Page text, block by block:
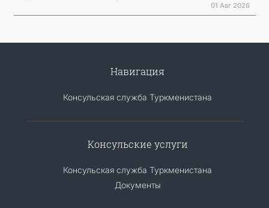
01 Авг 2026
Навигация
Консульская служба Туркменистана
Консульские услуги
Консульская служба Туркменистана
Документы